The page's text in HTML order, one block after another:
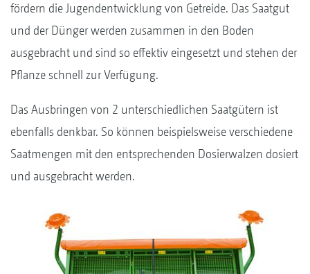
fördern die Jugendentwicklung von Getreide. Das Saatgut
und der Dünger werden zusammen in den Boden
ausgebracht und sind so effektiv eingesetzt und stehen der
Pflanze schnell zur Verfügung.
Das Ausbringen von 2 unterschiedlichen Saatgütern ist
ebenfalls denkbar. So können beispielsweise verschiedene
Saatmengen mit den entsprechenden Dosierwalzen dosiert
und ausgebracht werden.